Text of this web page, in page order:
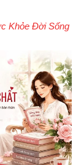
Khỏe Đời Sống